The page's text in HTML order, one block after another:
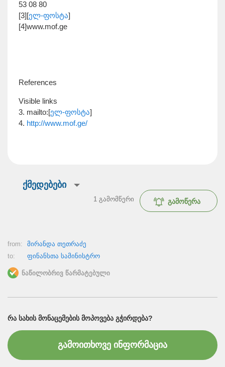
53 08 80
[3][ელ-ფოსტა]
[4]www.mof.ge
References
Visible links
3. mailto:[ელ-ფოსტა]
4. http://www.mof.ge/
ქმედებები
გამოწერა
1 გამომწერი
from:
მირანდა თეთრაძე
to:
ფინანსთა სამინისტრო
ნაწილობრივ წარმატებული
ᲠᲐ ᲡᲐᲮᲘᲡ ᲛᲝᲜᲐᲪᲔᲛᲔᲑᲘᲡ ᲛᲝᲞᲝᲕᲔᲑᲐ ᲒᲭᲘᲠᲓᲔᲑᲐ?
გამოითხოვე ინფორმაცია